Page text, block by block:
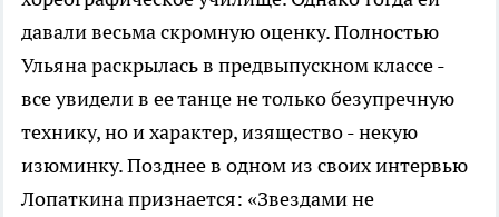
давали весьма скромную оценку. Полностью
Ульяна раскрылась в предвыпускном классе -
все увидели в ее танце не только безупречную
технику, но и характер, изящество - некую
изюминку. Позднее в одном из своих интервью
Лопаткина признается: «Звездами не